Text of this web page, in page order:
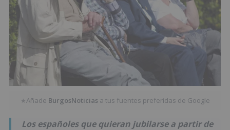
★Añade BurgosNoticias a tus fuentes preferidas de Google
Los españoles que quieran jubilarse a partir de